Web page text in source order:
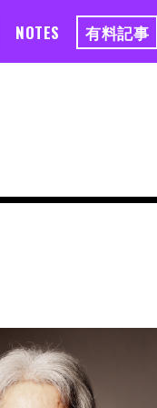
NOTES 有料記事